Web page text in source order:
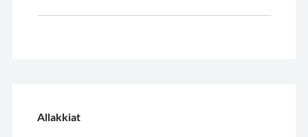
Allakkiat